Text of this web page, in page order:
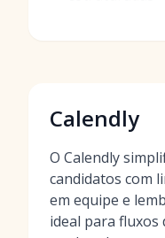
Calendly
O Calendly
candidatos com
em equipe e
ideal para fluxos